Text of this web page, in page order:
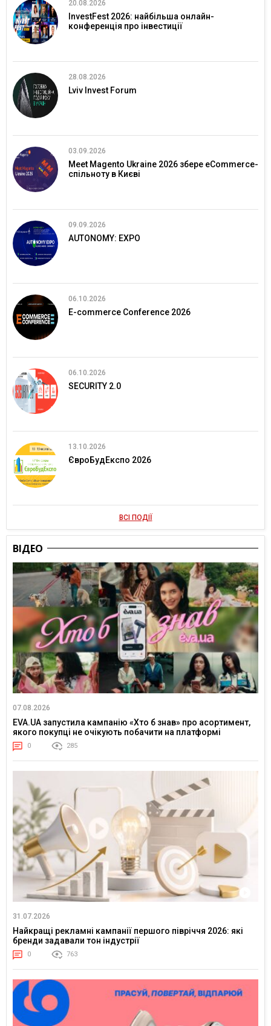
20.08.2026
InvestFest 2026: найбільша онлайн-
конференція про інвестиції
28.08.2026
Lviv Invest Forum
03.09.2026
Meet Magento Ukraine 2026 збере eCommerce-
спільноту в Києві
09.09.2026
AUTONOMY: EXPO
06.10.2026
E-commerce Conference 2026
06.10.2026
SECURITY 2.0
13.10.2026
ЄвроБудЕкспо 2026
ВСІ ПОДІЇ
ВІДЕО
07.08.2026
EVA.UA запустила кампанію «Хто б знав» про асортимент,
якого покупці не очікують побачити на платформі
0 285
31.07.2026
Найкращі рекламні кампанії першого півріччя 2026: які
бренди задавали тон індустрії
0 763